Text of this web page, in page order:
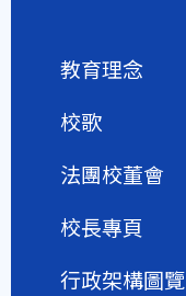
教育理念
校歌
法團校董會
校長專頁
行政架構圖覽